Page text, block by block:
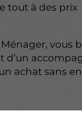
tout à des prix
vous
d’un
achat sans